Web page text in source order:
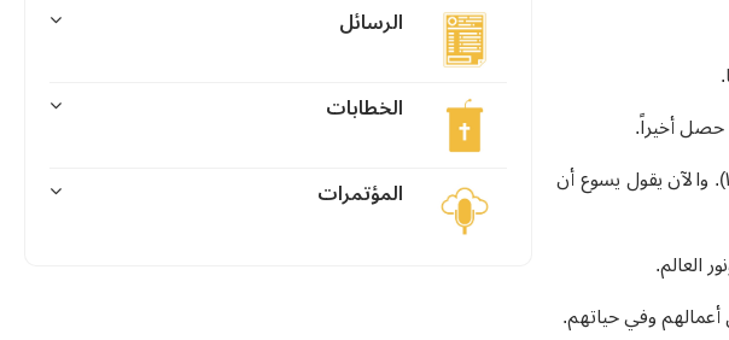
حصل أخيراً.
لقد تنبأ الأنبياء بأن ملكوت الله كان سيحمل السعادة للفقراء، والتعزية للمنكوبين، والحرية للمأسورين (راجع أشعيا ٦١، ١). والآن يقول يسوع أن
العالم.
وفي حياتهم.
الرسائل
الخطابات
المؤتمرات